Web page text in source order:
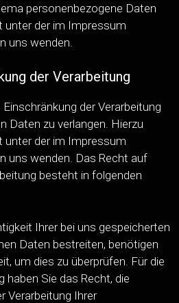
personenbezogene Daten
unter der im Impressum
uns wenden.
der Verarbeitung
der Verarbeitung
Daten zu verlangen. Hierzu
unter der im Impressum
uns wenden. Das Recht auf
besteht in folgenden
Ihrer bei uns gespeicherten
Daten bestreiten, benötigen
um dies zu überprüfen. Für die
haben Sie das Recht, die
Verarbeitung Ihrer